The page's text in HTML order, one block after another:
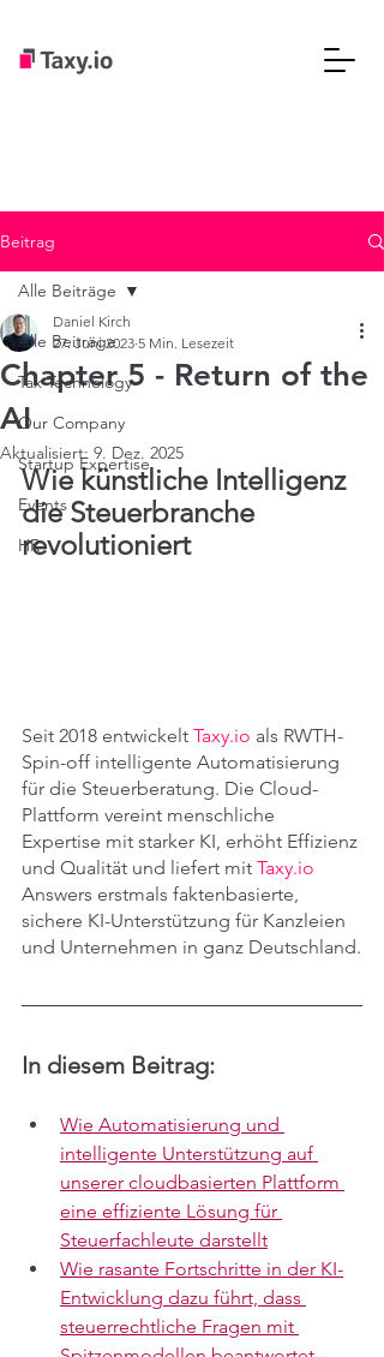
Beitrag
Alle Beiträge
Tax Technology
Our Company
Startup Expertise
Events
HR
Alle Beiträge
Chapter 5 - Return of the
AI
Daniel Kirch
27. Juni 2023 5 Min. Lesezeit
Aktualisiert: 9. Dez. 2025
Wie künstliche Intelligenz
die Steuerbranche
revolutioniert
Seit 2018 entwickelt Taxy.io als RWTH-
Spin-off intelligente Automatisierung
für die Steuerberatung. Die Cloud-
Plattform vereint menschliche
Expertise mit starker KI, erhöht Effizienz
und Qualität und liefert mit Taxy.io
Answers erstmals faktenbasierte,
sichere KI-Unterstützung für Kanzleien
und Unternehmen in ganz Deutschland.
In diesem Beitrag:
Wie Automatisierung und
intelligente Unterstützung auf
unserer cloudbasierten Plattform
eine effiziente Lösung für
Steuerfachleute darstellt
Wie rasante Fortschritte in der KI-
Entwicklung dazu führt, dass
steuerrechtliche Fragen mit